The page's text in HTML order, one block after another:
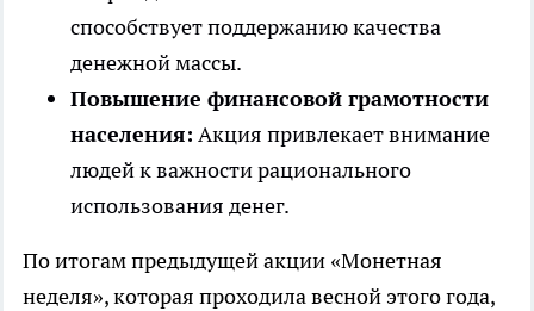
способствует поддержанию качества
денежной массы.
Повышение финансовой грамотности
населения: Акция привлекает внимание
людей к важности рационального
использования денег.
По итогам предыдущей акции «Монетная
неделя», которая проходила весной этого года,